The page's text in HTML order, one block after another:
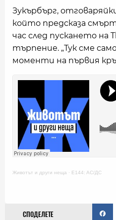
Зукърбърг,
който предсказа
час след пускането на
търпение. „Тук сме
моменти на първия
Животът и други неща · E144: AC/ДС
СПОДЕЛЕТЕ